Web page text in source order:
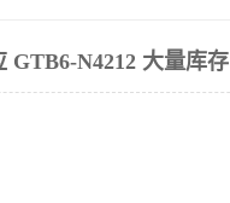
GTB6-N4212 大量库存